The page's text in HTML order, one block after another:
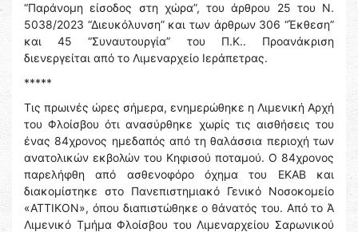
“Παράνομη είσοδος στη χώρα”, του άρθρου 25 του Ν.
5038/2023 “Διευκόλυνση” και των άρθρων 306 “Έκθεση”
και 45 “Συναυτουργία” του Π.Κ.. Προανάκριση
διενεργείται από το Λιμεναρχείο Ιεράπετρας.
*****
Τις πρωινές ώρες σήμερα, ενημερώθηκε η Λιμενική Αρχή
του Φλοίσβου ότι ανασύρθηκε χωρίς τις αισθήσεις του
ένας 84χρονος ημεδαπός από τη θαλάσσια περιοχή των
ανατολικών εκβολών του Κηφισού ποταμού. Ο 84χρονος
παρελήφθη από ασθενοφόρο όχημα του ΕΚΑΒ και
διακομίστηκε στο Πανεπιστημιακό Γενικό Νοσοκομείο
«ΑΤΤΙΚΟΝ», όπου διαπιστώθηκε ο θάνατός του. Από το Ά
Λιμενικό Τμήμα Φλοίσβου του Λιμεναρχείου Σαρωνικού